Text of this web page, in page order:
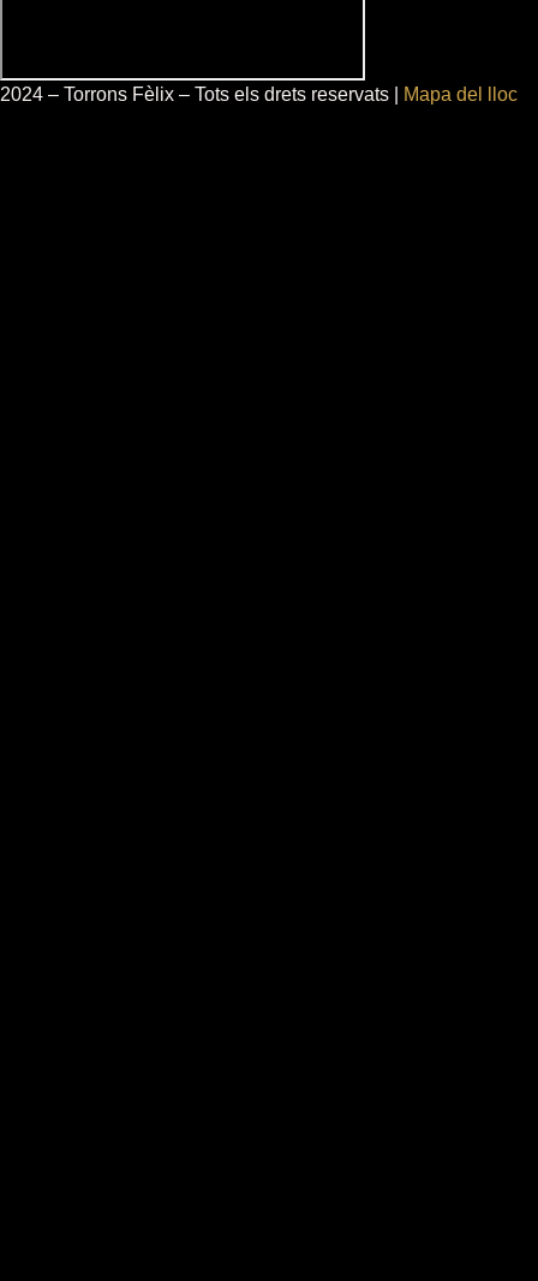
2024 – Torrons Fèlix – Tots els drets reservats | Mapa del lloc